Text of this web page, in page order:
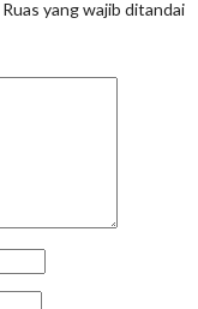
Ruas yang wajib ditandai